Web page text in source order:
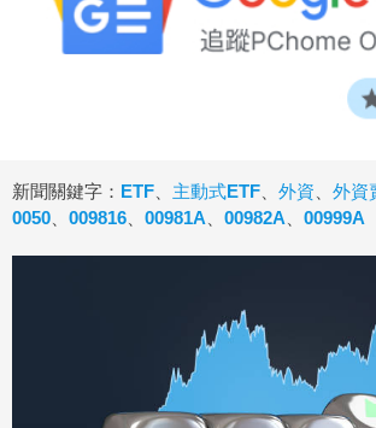
新聞關鍵字： ETF 主動式ETF 外資 外資
0050
009816 00981A 00982A 00999A